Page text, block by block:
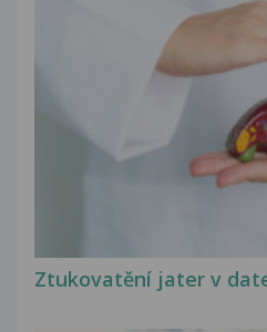
Ztukovatění jater v